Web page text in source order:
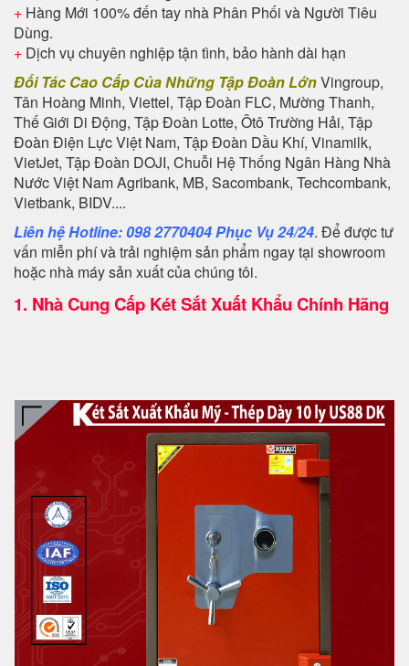
+ Hàng Mới 100% đến tay nhà Phân Phối và Người Tiêu
Dùng.
+ Dịch vụ chuyên nghiệp tận tình, bảo hành dài hạn
Đối Tác Cao Cấp Của Những Tập Đoàn LớnVingroup,
Tân Hoàng Minh, Viettel, Tập Đoàn FLC, Mường Thanh,
Thế Giới Di Động, Tập Đoàn Lotte, Ôtô Trường Hải, Tập
Đoàn Điện Lực Việt Nam, Tập Đoàn Dầu Khí, Vinamilk,
VietJet, Tập Đoàn DOJI, Chuỗi Hệ Thống Ngân Hàng Nhà
Nước Việt Nam Agribank, MB, Sacombank, Techcombank,
Vietbank, BIDV....
Liên hệ Hotline: 098 2770404 Phục Vụ 24/24. Để được tư
vấn miễn phí và trải nghiệm sản phẩm ngay tại showroom
hoặc nhà máy sản xuất của chúng tôi.
1. Nhà Cung Cấp Két Sắt Xuất Khẩu Chính Hãng